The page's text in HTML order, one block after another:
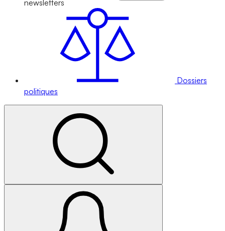
newsletters
Dossiers
politiques